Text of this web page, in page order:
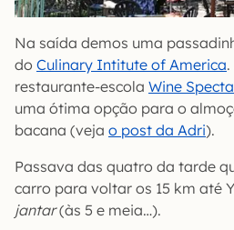
Na saída demos uma
do Culinary Intitute of America
restaurante-escola Wine
uma ótima opção para o
bacana (veja o post da Adri).
Passava das quatro da tarde
carro para voltar os 15 km até
jantar(às 5 e meia…).